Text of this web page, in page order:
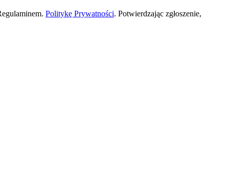
Politykę Prywatności. Potwierdzając zgłoszenie,